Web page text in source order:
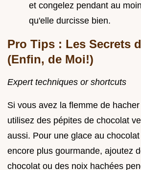
et congelez pendant au
qu'elle durcisse bien.
Pro Tips : Les Secrets
(Enfin, de Moi!)
Expert techniques or shortcuts
Si vous avez la flemme de
utilisez des pépites de chocolat
aussi. Pour une glace au
encore plus gourmande, ajoutez
chocolat ou des noix hachées